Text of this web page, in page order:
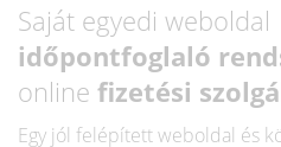
Saját egyedi weboldal
időpontfoglaló
online fizetési
Egy jól felépített weboldal és